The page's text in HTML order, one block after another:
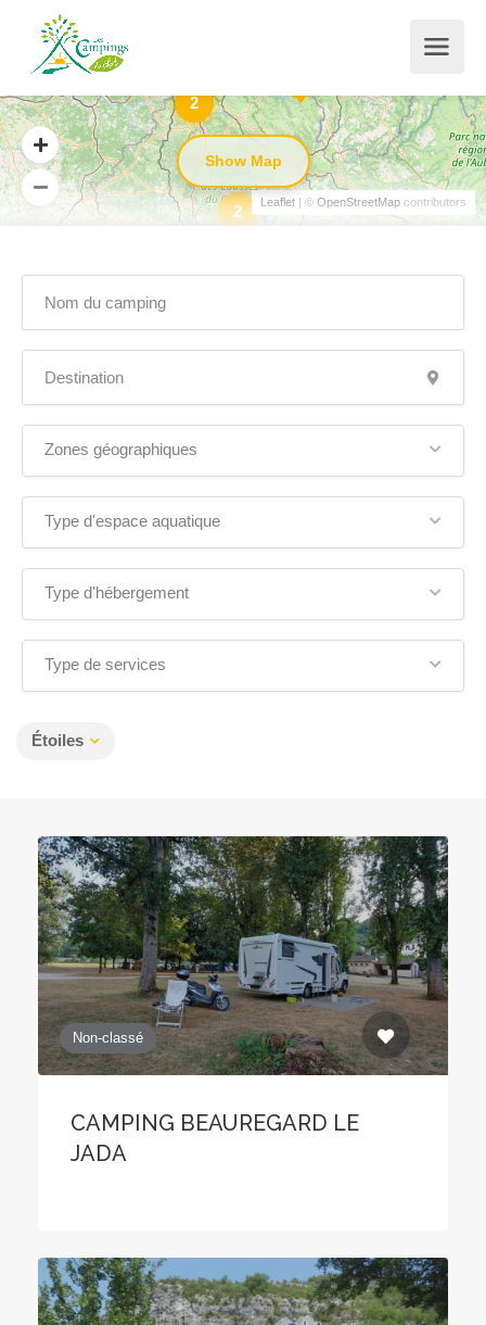
Zones géographiques
Type d'espace aquatique
Type d'hébergement
Type de services
Étoiles
Non-classé
CAMPING BEAUREGARD LE
JADA
2
2 Leaflet | © OpenStreetMap contributors
Show Map